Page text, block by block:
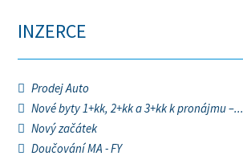
INZERCE
Prodej Auto
Nové byty 1+kk, 2+kk a 3+kk k pronájmu –...
Nový začátek
Doučování MA - FY